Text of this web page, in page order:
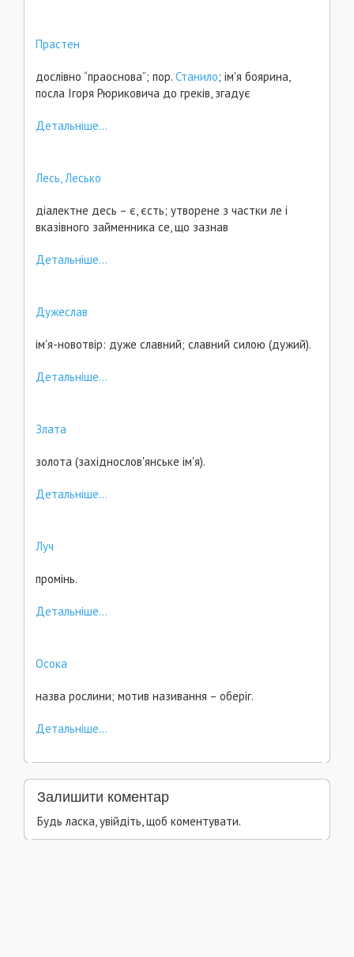
Прастен
дослівно “праоснова”; пор. Станило; ім'я боярина,
посла Ігоря Рюриковича до греків, згадує
Детальніше...
Лесь, Лесько
діалектне десь – є, єсть; утворене з частки ле і
вказівного займенника се, що зазнав
Детальніше...
Дужеслав
ім'я-новотвір: дуже славний; славний силою (дужий).
Детальніше...
Злата
золота (західнослов'янське ім'я).
Детальніше...
Луч
промінь.
Детальніше...
Осока
назва рослини; мотив називання – оберіг.
Детальніше...
Залишити коментар
Будь ласка, увійдіть, щоб коментувати.